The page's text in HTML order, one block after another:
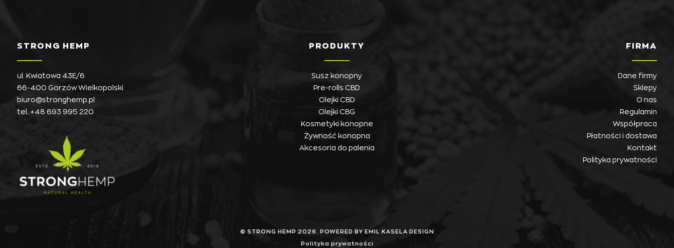
STRONG HEMP
ul. Kwiatowa 43E/6
66-400 Gorzów Wielkopolski
biuro@stronghemp.pl
tel. +48 693 995 220
PRODUKTY
Susz konopny
Pre-rolls CBD
Olejki CBD
Olejki CBG
Kosmetyki konopne
Żywność konopna
Akcesoria do palenia
FIRMA
Dane firmy
Sklepy
O nas
Regulamin
Współpraca
Płatności i dostawa
Kontakt
Polityka prywatności
© STRONG HEMP 2026. POWERED BY EMIL KASELA DESIGN
Polityka prywatności